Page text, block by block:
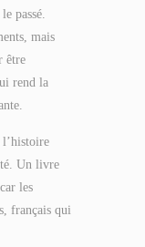
passé.
mais
être
rend la
l’histoire
Un livre
les
français qui